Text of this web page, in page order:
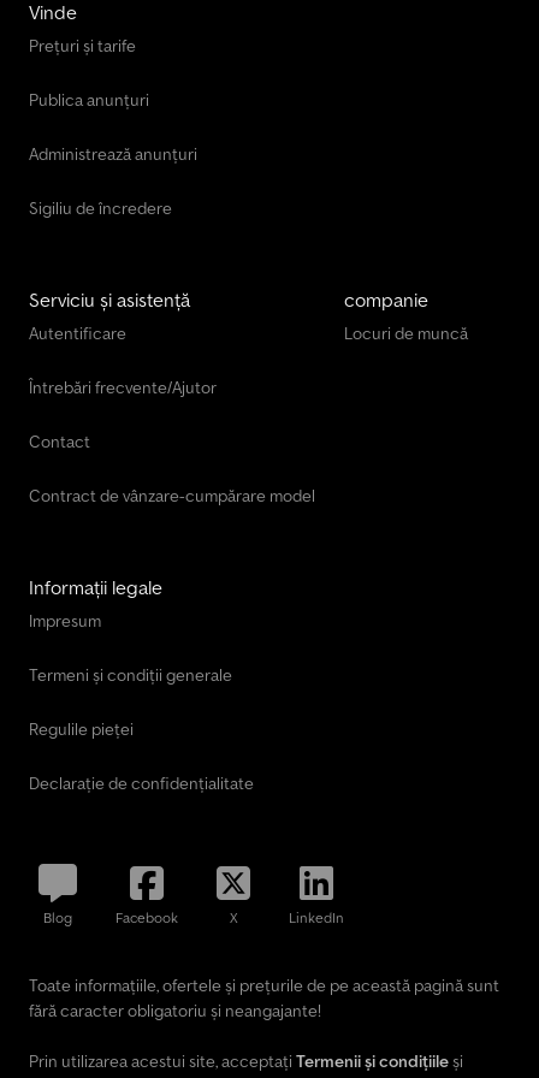
37.000 kg Macara: Fassi F800, an de fabricație 2013
Vinde
Prețuri și tarife
Publica anunțuri
Administrează anunțuri
Sigiliu de încredere
Serviciu și asistență
Autentificare
Întrebări frecvente/Ajutor
Contact
Contract de vânzare-cumpărare model
companie
Locuri de muncă
Informații legale
Impresum
Termeni și condiții generale
Regulile pieței
Declarație de confidențialitate
Blog Facebook X LinkedIn
Toate informațiile, ofertele și prețurile de pe această pagină sunt
fără caracter obligatoriu și neangajante!
Prin utilizarea acestui site, acceptați Termenii și condițiileși